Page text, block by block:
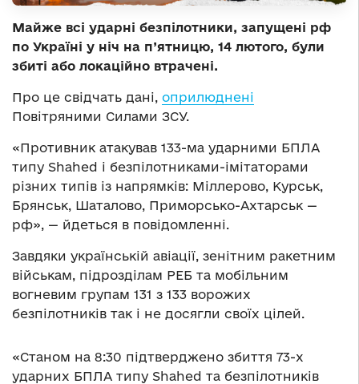
Майже всі ударні безпілотники, запущені рф
по Україні у ніч на п’ятницю, 14 лютого, були
збиті або локаційно втрачені.
Про це свідчать дані, оприлюднені
Повітряними Силами ЗСУ.
«Противник атакував 133-ма ударними БПЛА
типу Shahed і безпілотниками-імітаторами
різних типів із напрямків: Міллерово, Курськ,
Брянськ, Шаталово, Приморсько-Ахтарськ —
рф», — йдеться в повідомленні.
Завдяки українській авіації, зенітним ракетним
військам, підрозділам РЕБ та мобільним
вогневим групам 131 з 133 ворожих
безпілотників так і не досягли своїх цілей.
«Станом на 8:30 підтверджено збиття 73-х
ударних БПЛА типу Shahed та безпілотників